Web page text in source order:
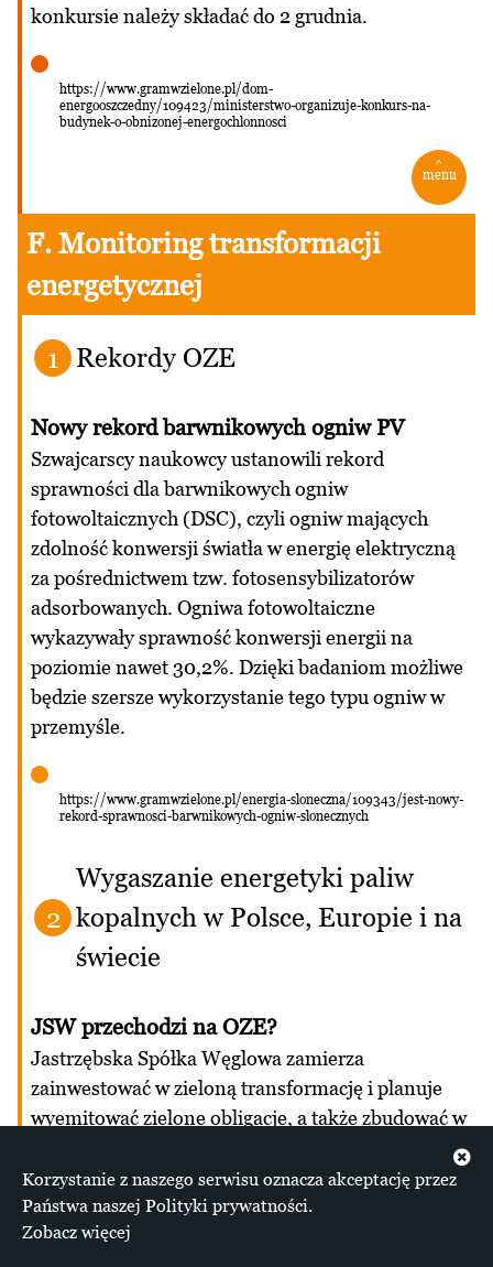
konkursie należy składać do 2 grudnia.
https://www.gramwzielone.pl/dom-
energooszczedny/109423/ministerstwo-organizuje-konkurs-na-
budynek-o-obnizonej-energochlonnosci
^
menu
F. Monitoring transformacji
energetycznej
1 Rekordy OZE
Nowy rekord barwnikowych ogniw PV
Szwajcarscy naukowcy ustanowili rekord
sprawności dla barwnikowych ogniw
fotowoltaicznych (DSC), czyli ogniw mających
zdolność konwersji światła w energię elektryczną
za pośrednictwem tzw. fotosensybilizatorów
adsorbowanych. Ogniwa fotowoltaiczne
wykazywały sprawność konwersji energii na
poziomie nawet 30,2%. Dzięki badaniom możliwe
będzie szersze wykorzystanie tego typu ogniw w
przemyśle.
https://www.gramwzielone.pl/energia-sloneczna/109343/jest-nowy-
rekord-sprawnosci-barwnikowych-ogniw-slonecznych
2
Wygaszanie energetyki paliw
kopalnych w Polsce, Europie i na
świecie
JSW przechodzi na OZE?
Jastrzębska Spółka Węglowa zamierza
zainwestować w zieloną transformację i planuje
wyemitować zielone obligacje, a także zbudować w
80 MW. Już przebadano pod tym kątem tereny
wokół kopalń i koksowni. Możliwe, że spółka
rozpocznie także akwizycje w sektorze OZE. JSW
Korzystanie z naszego serwisu oznacza akceptację przez
Państwa naszej Polityki prywatności.
Zobacz więcej